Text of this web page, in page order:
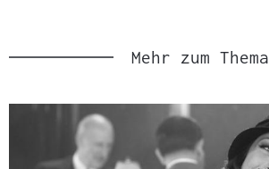
Mehr zum Thema